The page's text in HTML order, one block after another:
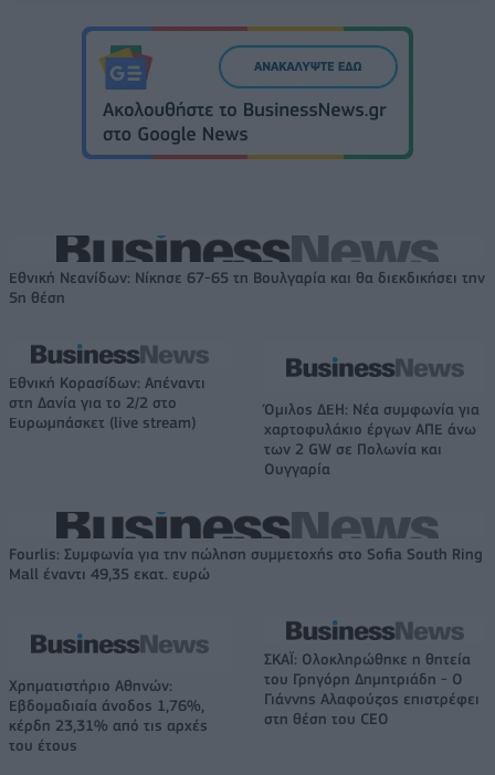
Εθνική Νεανίδων: Νίκησε 67-65 τη Βουλγαρία και θα διεκδικήσει την
5η θέση
Εθνική Κορασίδων: Απέναντι
στη Δανία για το 2/2 στο
Ευρωμπάσκετ (live stream)
Όμιλος ΔΕΗ: Νέα συμφωνία για
χαρτοφυλάκιο έργων ΑΠΕ άνω
των 2 GW σε Πολωνία και
Ουγγαρία
Fourlis: Συμφωνία για την πώληση συμμετοχής στο Sofia South Ring
Mall έναντι 49,35 εκατ. ευρώ
Χρηματιστήριο Αθηνών:
Εβδομαδιαία άνοδος 1,76%,
κέρδη 23,31% από τις αρχές
του έτους
ΣΚΑΪ: Ολοκληρώθηκε η θητεία
του Γρηγόρη Δημητριάδη - Ο
Γιάννης Αλαφούζος επιστρέφει
στη θέση του CEO